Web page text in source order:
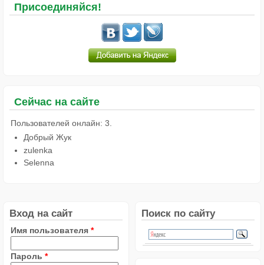
Присоединяйся!
Сейчас на сайте
Пользователей онлайн: 3.
Добрый Жук
zulenka
Selenna
Вход на сайт
Имя пользователя *
Пароль *
Поиск по сайту